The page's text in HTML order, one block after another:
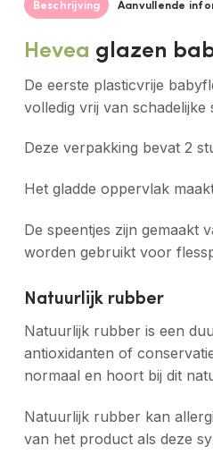
Beschrijving Aanvullende
Hevea glazen
De eerste plasticvrije
volledig vrij van
Deze verpakking bevat 2
Het gladde oppervlak
De speentjes zijn gemaakt
worden gebruikt voor
Natuurlijk rubber
Natuurlijk rubber is een
antioxidanten of
normaal en hoort bij dit
Natuurlijk rubber kan
van het product als deze